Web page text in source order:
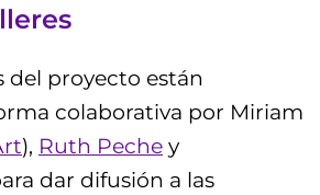
del proyecto están
colaborativa por Miriam
), Ruth Peche y
dar difusión a las